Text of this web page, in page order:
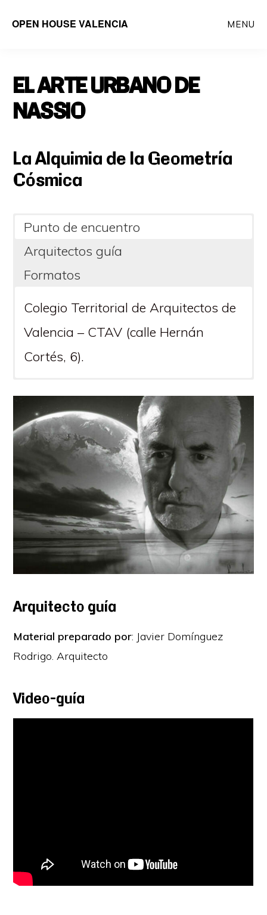
OPEN HOUSE VALENCIA MENU
EL ARTE URBANO DE
NASSIO
La Alquimia de la Geometría
Cósmica
Punto de encuentro
Arquitectos guía
Formatos
Colegio Territorial de Arquitectos de
Valencia – CTAV (calle Hernán
Cortés, 6).
la Real Academia de Bellas Artes de
San Carlos.
Virtual: SÍ
Arquitecto guía
Material preparado por: Javier Domínguez
Rodrigo. Arquitecto
Video-guía